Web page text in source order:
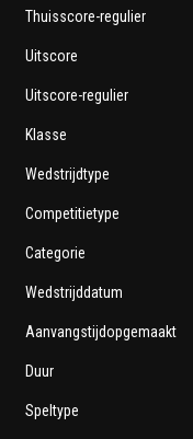
Thuisscore-regulier
Uitscore
Uitscore-regulier
Klasse
Wedstrijdtype
Competitietype
Categorie
Wedstrijddatum
Aanvangstijdopgemaakt
Duur
Speltype